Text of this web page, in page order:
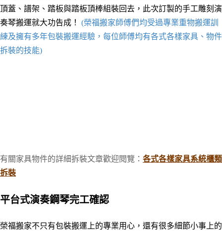
頂蓋、譜架、踏板與踏板頂棒組裝回去，此次訂製的手工雕刻演
奏琴搬運就大功告成！ (榮福搬家師傅們均受過專業重物搬運訓
練及擁有多年包裝搬運經驗，每位師傅均有各式各樣家具、物件
拆裝的技能)
有關家具物件的詳細拆裝文章歡迎閱覽： 各式各樣家具系統櫃類
拆裝
平台式演奏鋼琴完工確認
榮福搬家不只有包裝搬運上的專業用心，還有很多細節小事上的